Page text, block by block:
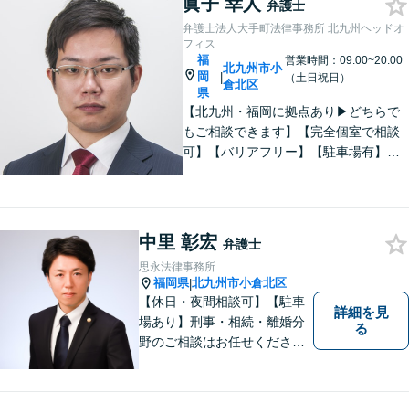
弁護士
弁護士法人大手町法律事務所 北九州ヘッドオ
フィス
福
岡
県
|
北九州市小
倉北区
営業時間：09:00~20:00
（土日祝日）
【北九州・福岡に拠点あり▶どちらで
もご相談できます】【完全個室で相談
可】【バリアフリー】【駐車場有】法
活かした総合力で課題解決をサポート
します。お悩みの方はご相談くださ
い。
中里 彰宏 弁護士
思永法律事務所
福岡県|北九州市小倉北区
【休日・夜間相談可】【駐車
場あり】刑事・相続・離婚分
野のご相談はお任せくださ
詳細を見
る